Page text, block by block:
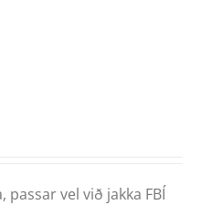
passar vel við jakka FBÍ